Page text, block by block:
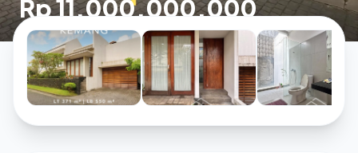
Rp 11.000.000.000